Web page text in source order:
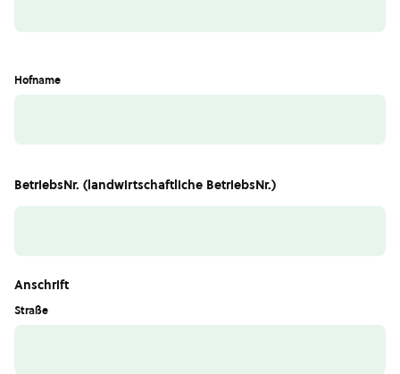
Hofname
BetriebsNr. (landwirtschaftliche BetriebsNr.)
Anschrift
Straße